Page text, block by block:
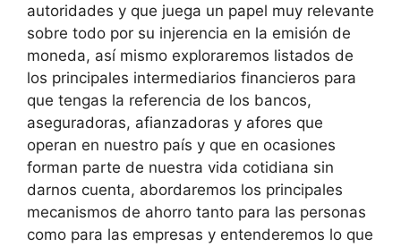
autoridades y que juega un papel muy relevante
sobre todo por su injerencia en la emisión de
moneda, así mismo exploraremos listados de
los principales intermediarios financieros para
que tengas la referencia de los bancos,
aseguradoras, afianzadoras y afores que
operan en nuestro país y que en ocasiones
forman parte de nuestra vida cotidiana sin
darnos cuenta, abordaremos los principales
mecanismos de ahorro tanto para las personas
como para las empresas y entenderemos lo que